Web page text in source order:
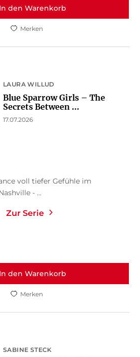
In den Warenkorb
Merken
LAURA WILLUD
Blue Sparrow Girls – The
Secrets Between ...
17.07.2026
voll tiefer Gefühle im
- ...
Zur Serie
In den Warenkorb
Merken
SABINE STECK